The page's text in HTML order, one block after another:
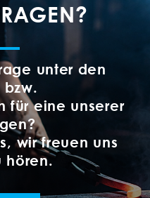
unter den
für eine unserer
wir freuen uns
hören.